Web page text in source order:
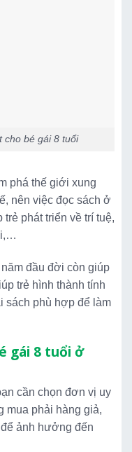
cho bé gái 8 tuổi
phá thế giới xung
nên việc đọc sách ở
phát triển về trí tuệ,
đầu đời còn giúp
trẻ hình thành tính
sách phù hợp để làm
gái 8 tuổi ở
cần chọn đơn vị uy
mua phải hàng giả,
ảnh hưởng đến